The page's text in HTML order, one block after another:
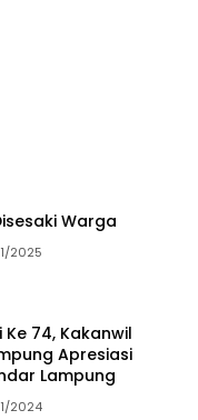
Warga
2025
74, Kakanwil
Apresiasi
Lampung
2024